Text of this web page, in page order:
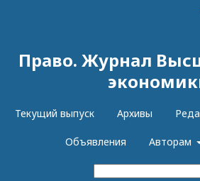
Право. Журнал
Текущий выпуск Архивы
Объявления Авторам